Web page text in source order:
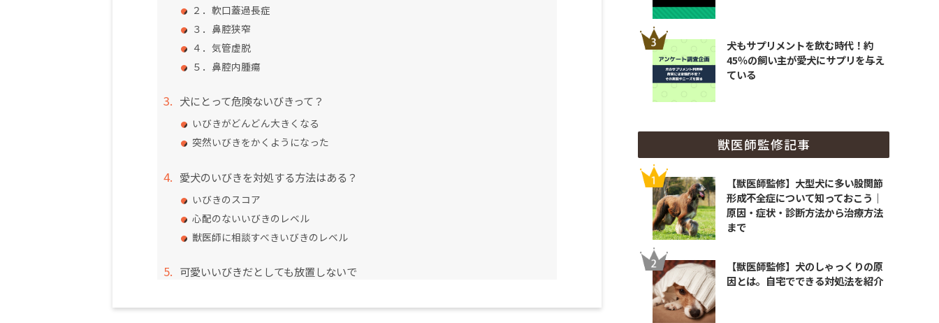
２．軟口蓋過長症
３．鼻腔狭窄
４．気管虚脱
５．鼻腔内腫瘍
犬にとって危険ないびきって？
いびきがどんどん大きくなる
突然いびきをかくようになった
愛犬のいびきを対処する方法はある？
いびきのスコア
心配のないいびきのレベル
獣医師に相談すべきいびきのレベル
可愛いいびきだとしても放置しないで
犬もサプリメントを飲む時代！約
45％の飼い主が愛犬にサプリを与え
ている
獣医師監修記事
【獣医師監修】大型犬に多い股関節
形成不全症について知っておこう｜
原因・症状・診断方法から治療方法
まで
【獣医師監修】犬のしゃっくりの原
因とは。自宅でできる対処法を紹介